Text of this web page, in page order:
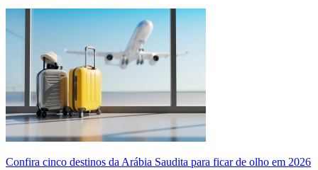
Confira cinco destinos da Arábia Saudita para ficar de olho em 2026